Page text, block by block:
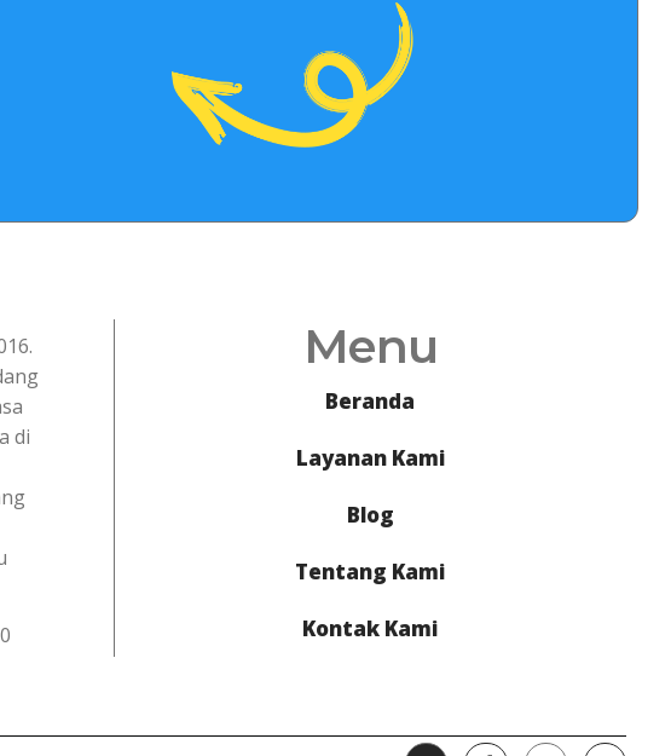
di
Menu
Beranda
Layanan Kami
Blog
Tentang Kami
Kontak Kami